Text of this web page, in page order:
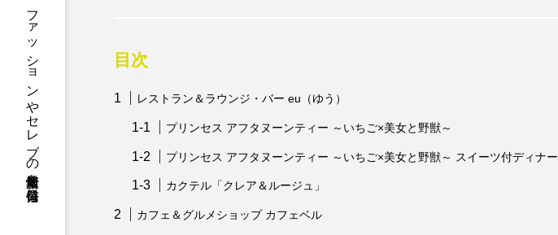
ファッションやセレブの最新情報を毎日発信 目次
レストラン＆ラウンジ・バー eu（ゆう）
プリンセス アフタヌーンティー ～いちご×美女と野獣～
プリンセス アフタヌーンティー ～いちご×美女と野獣～ スイーツ付ディナー
カクテル「クレア＆ルージュ」
カフェ＆グルメショップ カフェベル